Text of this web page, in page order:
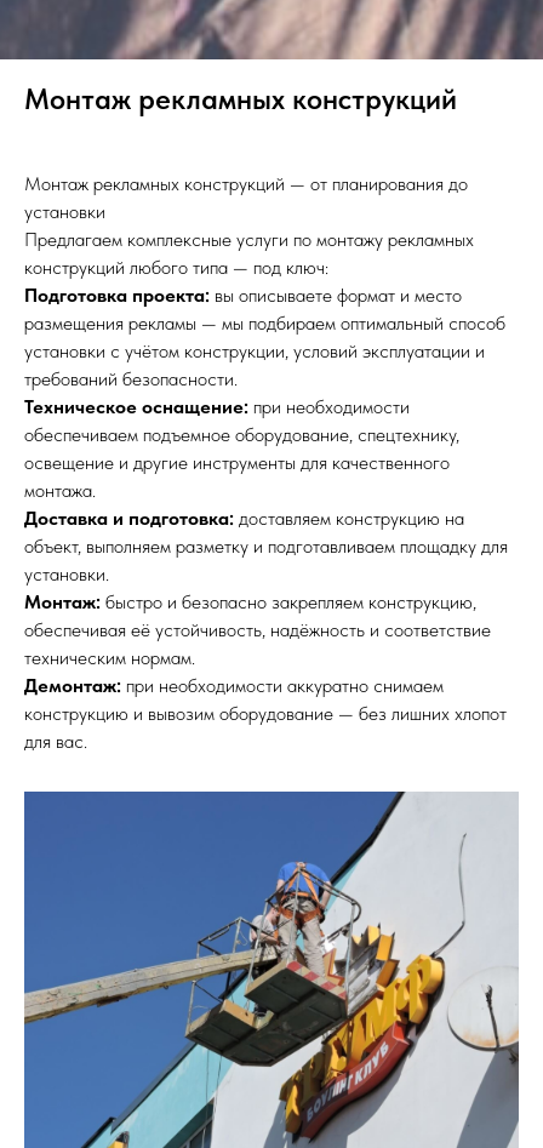
Монтаж рекламных конструкций
Монтаж рекламных конструкций — от планирования до
установки
Предлагаем комплексные услуги по монтажу рекламных
конструкций любого типа — под ключ:
Подготовка проекта: вы описываете формат и место
размещения рекламы — мы подбираем оптимальный способ
установки с учётом конструкции, условий эксплуатации и
требований безопасности.
Техническое оснащение: при необходимости
обеспечиваем подъемное оборудование, спецтехнику,
освещение и другие инструменты для качественного
монтажа.
Доставка и подготовка: доставляем конструкцию на
объект, выполняем разметку и подготавливаем площадку для
установки.
Монтаж: быстро и безопасно закрепляем конструкцию,
обеспечивая её устойчивость, надёжность и соответствие
техническим нормам.
Демонтаж: при необходимости аккуратно снимаем
конструкцию и вывозим оборудование — без лишних хлопот
для вас.